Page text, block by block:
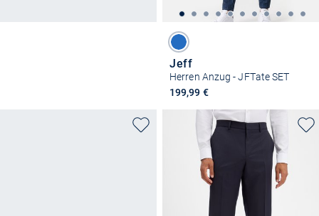
Jeff
Herren Anzug - JFTate SET
199,99 €